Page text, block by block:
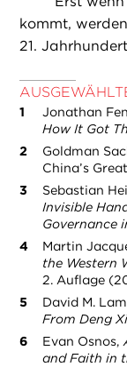
kommt,
21.
Jonathan
How It Got
Goldman
China’s
Sebastian
Invisible
Governance
Martin
the Western
2. Auflage
David M.
From Deng
Evan Osnos,
and Faith in